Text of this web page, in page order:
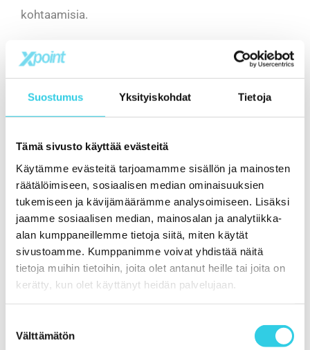
Suostumus Yksityiskohdat Tietoja
Tämä sivusto käyttää evästeitä
Käytämme evästeitä tarjoamamme sisällön ja mainosten
räätälöimiseen, sosiaalisen median ominaisuuksien
tukemiseen ja kävijämäärämme analysoimiseen. Lisäksi
jaamme sosiaalisen median, mainosalan ja analytiikka-
alan kumppaneillemme tietoja siitä, miten käytät
sivustoamme. Kumppanimme voivat yhdistää näitä
tietoja muihin tietoihin, joita olet antanut heille tai joita on
kerätty, kun olet käyttänyt heidän palvelujaan.
valinta
Välttämätön
kohtaamisia.
Haluamme kiittää asiakkaitamme,
luottamuksesta ja tuesta vuosien varrella. Ilman
teitä tämä ei olisi ollut mahdollista.
Katseemme on vahvasti tulevaisuudessa ja
haluamme edelleen kehittää kansainvälistä
hankintaa asiakkaittemme ja toimittajiemme
kanssa. Mutta toki näin juhlapäivänämme
pysähdymme hetkeksi muistelemaan mennyttä ja
kiittämään kaikkia, jotka ovat olleet mukana
matkallamme.
Hetki juhlitaan, mutta tästä on hyvä jatkaa kohti
tulevia vuosikymmeniä.